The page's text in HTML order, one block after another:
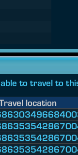
to travel to
location